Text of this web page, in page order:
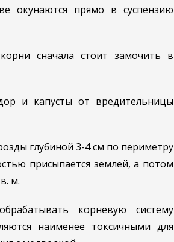
окунаются прямо в суспензию
сначала стоит замочить в
и капусты от вредительницы
глубиной 3-4 см по периметру
присыпается землей, а потом
м.
корневую систему
наименее токсичными для